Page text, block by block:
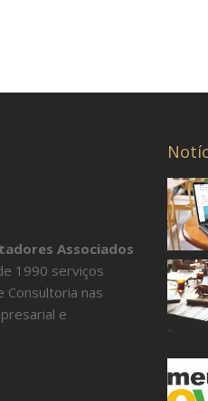
Associados
1990 serviços
Consultoria nas
e